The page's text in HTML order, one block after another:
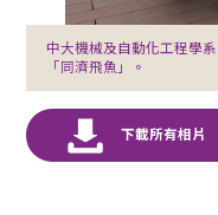
中大機械及自動化工程學
「同濟飛魚」。